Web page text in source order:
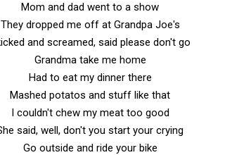
Mom and dad went to a show
They dropped me off at Grandpa Joe's
and screamed, said please don't go
Grandma take me home
Had to eat my dinner there
Mashed potatos and stuff like that
I couldn't chew my meat too good
said, well, don't you start your crying
Go outside and ride your bike